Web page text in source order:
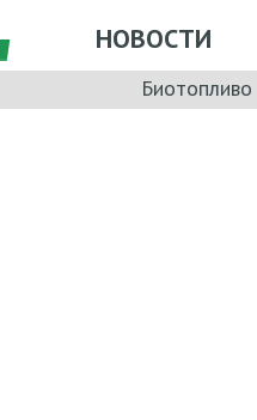
НОВОСТИ
Биотопливо